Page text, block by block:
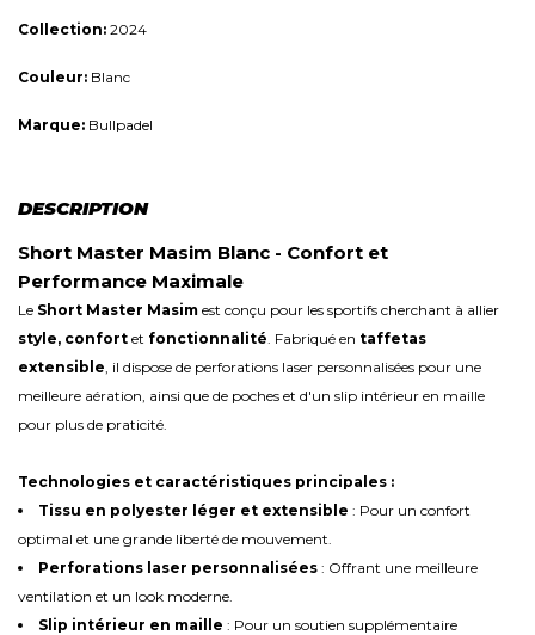
Collection: 2024
Couleur: Blanc
Marque: Bullpadel
DESCRIPTION
Short Master Masim Blanc - Confort et
Performance Maximale
Le Short Master Masim est conçu pour les sportifs cherchant à allier
style, confort et fonctionnalité. Fabriqué en taffetas
extensible, il dispose de perforations laser personnalisées pour une
meilleure aération, ainsi que de poches et d'un slip intérieur en maille
pour plus de praticité.
Technologies et caractéristiques principales :
Tissu en polyester léger et extensible : Pour un confort
optimal et une grande liberté de mouvement.
Perforations laser personnalisées : Offrant une meilleure
ventilation et un look moderne.
Slip intérieur en maille : Pour un soutien supplémentaire